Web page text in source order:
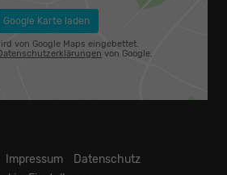
Google Karte laden
von Google Maps eingebettet.
von Google.
Impressum
Datenschutz